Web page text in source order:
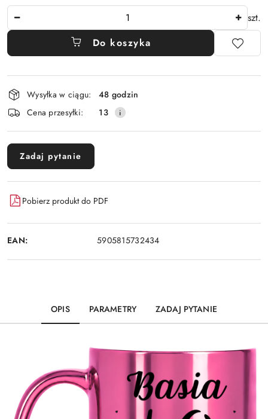
szt.
Do koszyka
Dostępność
i
dostawa
Wysyłka w ciągu:
48 godzin
Cena przesyłki:
13
Zadaj pytanie
Pobierz produkt do PDF
EAN: 5905815732434
OPIS PARAMETRY ZADAJ PYTANIE